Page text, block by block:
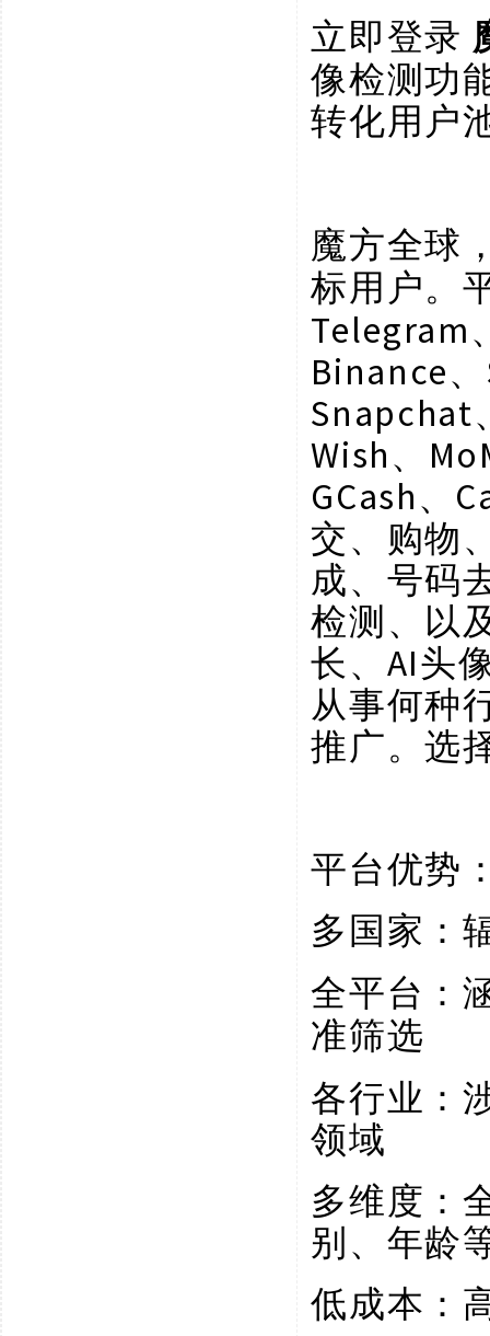
立即登录
像检测功
转化用户
魔方全球
标用户。
Telegram
Binance
Snapchat
Wish、
GCash、
交、购物
成、号码
检测、以
长、AI头
从事何种
推广。选
平台优势
多国家：
全平台：
准筛选
各行业：
领域
多维度：
别、年龄
低成本：